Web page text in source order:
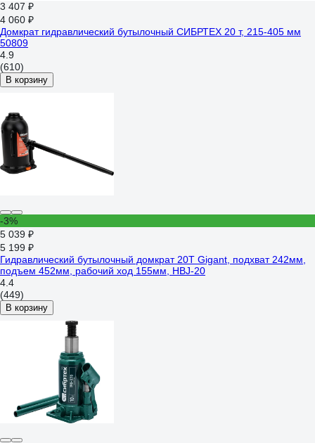
3 407 ₽
4 060 ₽
Домкрат гидравлический бутылочный СИБРТЕХ 20 т, 215-405 мм
50809
4.9
(610)
В корзину
-3%
5 039 ₽
5 199 ₽
Гидравлический бутылочный домкрат 20Т Gigant, подхват 242мм,
подъем 452мм, рабочий ход 155мм, HBJ-20
4.4
(449)
В корзину